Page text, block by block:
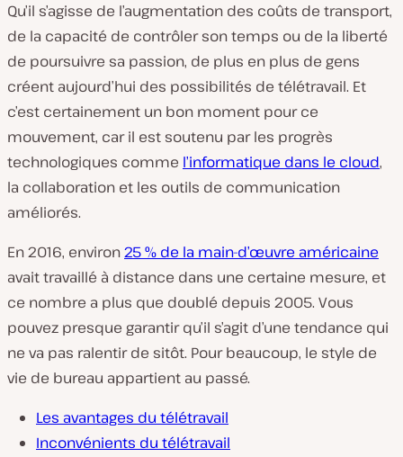
Qu’il s’agisse de l’augmentation des coûts de transport,
de la capacité de contrôler son temps ou de la liberté
de poursuivre sa passion, de plus en plus de gens
créent aujourd’hui des possibilités de télétravail. Et
c’est certainement un bon moment pour ce
mouvement, car il est soutenu par les progrès
technologiques comme l’informatique dans le cloud,
la collaboration et les outils de communication
améliorés.
En 2016, environ25 % de la main-d’œuvre américaine
avait travaillé à distance dans une certaine mesure, et
ce nombre a plus que doublé depuis 2005. Vous
pouvez presque garantir qu’il s’agit d’une tendance qui
ne va pas ralentir de sitôt. Pour beaucoup, le style de
vie de bureau appartient au passé.
Les avantages du télétravail
Inconvénients du télétravail